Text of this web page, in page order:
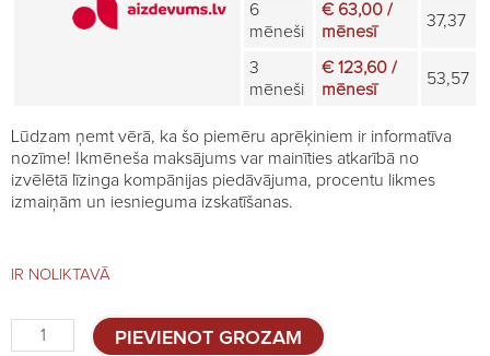
6
mēneši
€ 63,00 /
mēnesī
37,37
3
mēneši
€ 123,60 /
mēnesī
53,57
Lūdzam ņemt vērā, ka šo piemēru aprēķiniem ir informatīva
nozīme! Ikmēneša maksājums var mainīties atkarībā no
izvēlētā līzinga kompānijas piedāvājuma, procentu likmes
izmaiņām un iesnieguma izskatīšanas.
IR NOLIKTAVĀ
Mobilais
elektriskais
PIEVIENOT GROZAM